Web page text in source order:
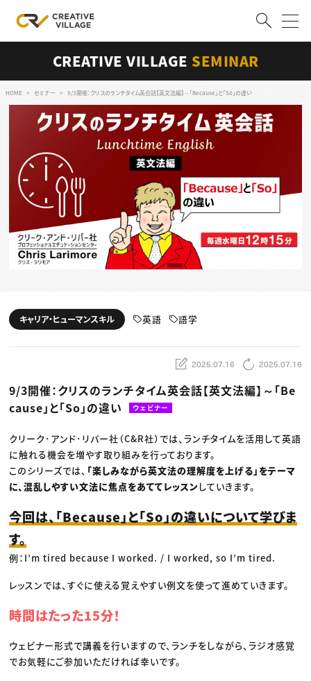
ログイン 会員登録
クリエイター求人を探す
CREATIVE JOB求人検索
特集求人
採用説明会
転職支援サービス
CONTENTS
スキルアップしたい！
動画配信・映像制作
編集・ライティング
ディレクション
TOP Creator’s コラム トップ
Webクリエイター
ゲームクリエイター
クリエイターインタビュー
C＆R Magazine
セミナー
ニュース・トレンド トップ
Web
映像
広告
出版
CREATIVE VILLAGEからのお知らせ
プロフェッショナル×つながる×メディア
CREATIVE VILLAGE SEMINAR
HOME セミナー 9/3開催：クリスのランチタイム英会話【英文法編】～「Because」と「So」の違い
キャリア・ヒューマンスキル 英語 語学
2025.07.16 2025.07.16
9/3開催：クリスのランチタイム英会話【英文法編】～「Be
cause」と「So」の違い
ウェビナー
クリーク･アンド･リバー社（C&R社）では、ランチタイムを活用して英語
に触れる機会を増やす取り組みを行っております。
このシリーズでは、 「楽しみながら英文法の理解度を上げる」をテーマ
に、混乱しやすい文法に焦点をあててレッスンしていきます。
今回は、「Because」と「So」の違いについて学びま
す。
例：I’m tired because I worked. / I worked, so I’m tired.
レッスンでは、すぐに使える覚えやすい例文を使って進めていきます。
時間はたった15分！
ウェビナー形式で講義を行いますので、ランチをしながら、ラジオ感覚
でお気軽にご参加いただければ幸いです。